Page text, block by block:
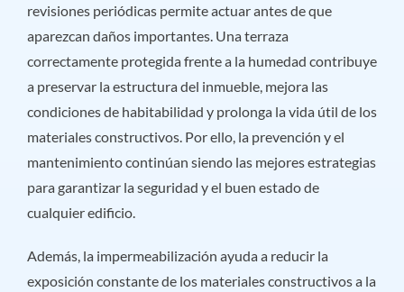
revisiones periódicas permite actuar antes de que
aparezcan daños importantes. Una terraza
correctamente protegida frente a la humedad contribuye
a preservar la estructura del inmueble, mejora las
condiciones de habitabilidad y prolonga la vida útil de los
materiales constructivos. Por ello, la prevención y el
mantenimiento continúan siendo las mejores estrategias
para garantizar la seguridad y el buen estado de
cualquier edificio.
Además, la impermeabilización ayuda a reducir la
exposición constante de los materiales constructivos a la